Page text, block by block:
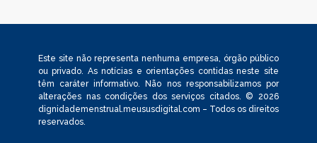
Este site não representa nenhuma empresa, órgão público
ou privado. As notícias e orientações contidas neste site
têm caráter informativo. Não nos responsabilizamos por
alterações nas condições dos serviços citados. © 2026
dignidademenstrual.meususdigital.com – Todos os direitos
reservados.